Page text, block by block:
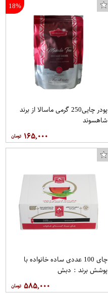
18%
پودر چایی250 گرمی ماسالا از برند
شاهسوند
۱۶۵,۰۰۰
چای 100 عددی ساده خانواده با
پوشش برند : دبش
۵۸۵,۰۰۰